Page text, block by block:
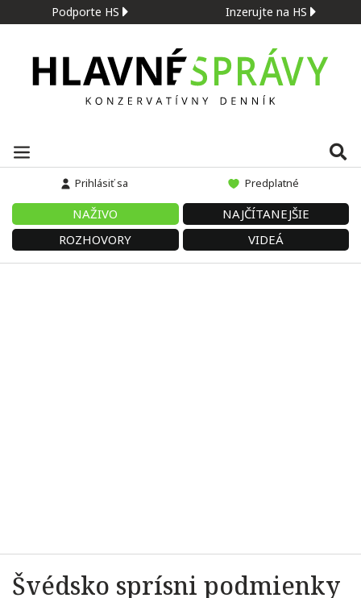
Podporte HS Inzerujte na HS
Prihlásiť sa Predplatné
NAŽIVO
NAJČÍTANEJŠIE
ROZHOVORY
VIDEÁ
Švédsko sprísni podmienky